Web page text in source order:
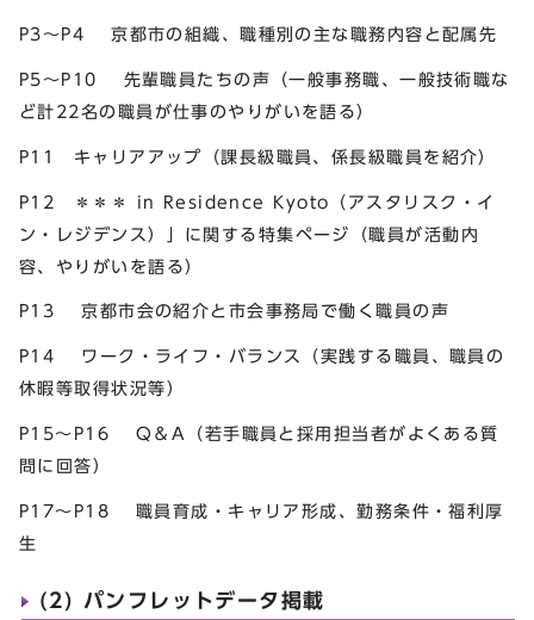
P3～P4 京都市の組織、職種別の主な職務内容と配属先
P5～P10 先輩職員たちの声（一般事務職、一般技術職な
ど計22名の職員が仕事のやりがいを語る）
P11 キャリアアップ（課長級職員、係長級職員を紹介）
P12 ＊＊＊ in Residence Kyoto（アスタリスク・イ
ン・レジデンス）」に関する特集ページ（職員が活動内
容、やりがいを語る）
P13 京都市会の紹介と市会事務局で働く職員の声
P14 ワーク・ライフ・バランス（実践する職員、職員の
休暇等取得状況等）
P15～P16 Q＆A（若手職員と採用担当者がよくある質
問に回答）
P17～P18 職員育成・キャリア形成、勤務条件・福利厚
生
(2) パンフレットデータ掲載